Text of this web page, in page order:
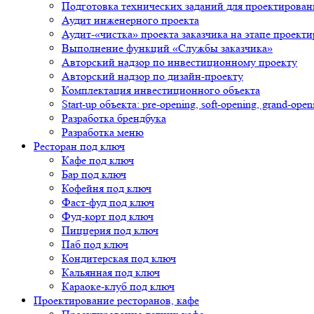
Подготовка технических заданий для
Аудит инженерного проекта
Аудит-«чистка» проекта заказчика на этапе
Выполнение функций «Службы заказчика»
Авторский надзор по инвестиционному проекту
Авторский надзор по дизайн-проекту
Комплектация инвестиционного объекта
Start-up объекта: pre-opening, soft-opening, grand-
Разработка брендбука
Разработка меню
Ресторан под ключ
Кафе под ключ
Бар под ключ
Кофейня под ключ
Фаст-фуд под ключ
Фуд-корт под ключ
Пиццерия под ключ
Паб под ключ
Кондитерская под ключ
Кальянная под ключ
Караоке-клуб под ключ
Проектирование ресторанов, кафе